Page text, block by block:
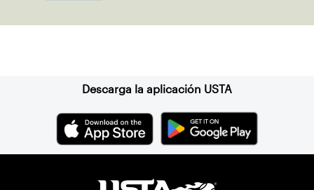
Descarga la aplicación USTA